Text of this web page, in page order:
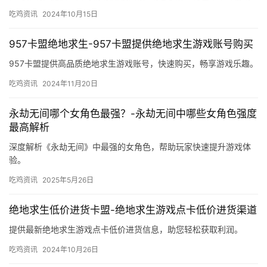
吃鸡资讯 2024年10月15日
957卡盟绝地求生-957卡盟提供绝地求生游戏账号购买
957卡盟提供高品质绝地求生游戏账号，快速购买，畅享游戏乐趣。
吃鸡资讯 2024年11月20日
永劫无间哪个女角色最强？-永劫无间中哪些女角色强度
最高解析
深度解析《永劫无间》中最强的女角色，帮助玩家快速提升游戏体
验。
吃鸡资讯 2025年5月26日
绝地求生低价进货卡盟-绝地求生游戏点卡低价进货渠道
提供最新绝地求生游戏点卡低价进货信息，助您轻松获取利润。
吃鸡资讯 2024年10月26日